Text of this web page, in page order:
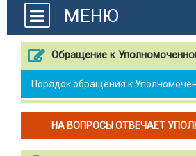
МЕНЮ
Обращение к
Порядок обращения к
НА ВОПРОСЫ ОТВЕЧАЕТ